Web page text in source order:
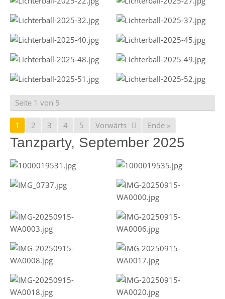
Seite 1 von 5
1 2 3 4 5 Vorwärts Ende »
Tanzparty, September 2025